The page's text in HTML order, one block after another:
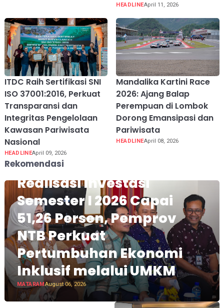
HEADLINEApril 11, 2026
ITDC Raih Sertifikasi SNI
ISO 37001:2016, Perkuat
Transparansi dan
Integritas Pengelolaan
Kawasan Pariwisata
Nasional
HEADLINEApril 09, 2026
Mandalika Kartini Race
2026: Ajang Balap
Perempuan di Lombok
Dorong Emansipasi dan
Pariwisata
HEADLINEApril 08, 2026
Rekomendasi
Realisasi Investasi
Semester I 2026 Capai
51,26 Persen, Pemprov
NTB Perkuat
Pertumbuhan Ekonomi
Inklusif melalui UMKM
MATARAMAugust 06, 2026